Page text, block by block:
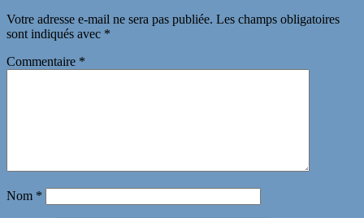
Votre adresse e-mail ne sera pas publiée. Les champs obligatoires
sont indiqués avec *
Commentaire *
Nom *